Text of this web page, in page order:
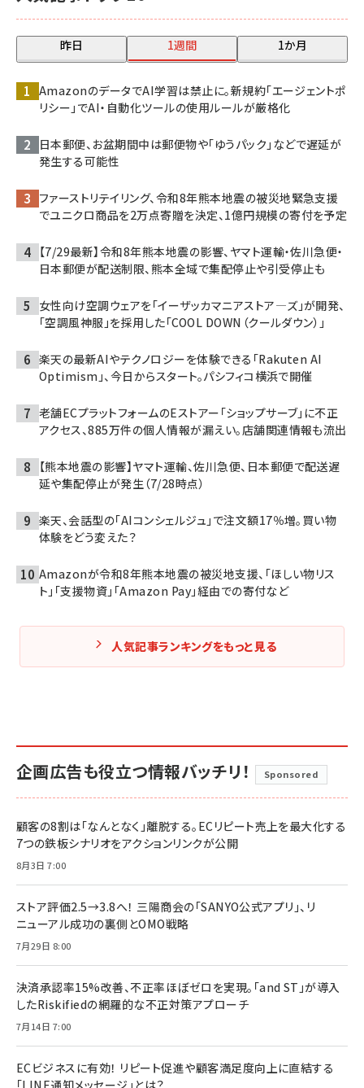
昨日 1週間 1か月
AmazonのデータでAI学習は禁止に。新規約「エージェントポ
リシー」でAI・自動化ツールの使用ルールが厳格化
日本郵便、お盆期間中は郵便物や「ゆうパック」などで遅延が
発生する可能性
ファーストリテイリング、令和8年熊本地震の被災地緊急支援
でユニクロ商品を2万点寄贈を決定、1億円規模の寄付を予定
【7/29最新】令和8年熊本地震の影響、ヤマト運輸・佐川急便・
日本郵便が配送制限、熊本全域で集配停止や引受停止も
女性向け空調ウェアを「イーザッカマニアストア―ズ」が開発、
「空調風神服」を採用した「COOL DOWN（クールダウン）」
楽天の最新AIやテクノロジーを体験できる「Rakuten AI
Optimism」、今日からスタート。パシフィコ横浜で開催
老舗ECプラットフォームのEストアー「ショップサーブ」に不正
アクセス、885万件の個人情報が漏えい。店舗関連情報も流出
【熊本地震の影響】ヤマト運輸、佐川急便、日本郵便で配送遅
延や集配停止が発生（7/28時点）
楽天、会話型の「AIコンシェルジュ」で注文額17％増。買い物
体験をどう変えた？
Amazonが令和8年熊本地震の被災地支援、「ほしい物リス
ト」「支援物資」「Amazon Pay」経由での寄付など
人気記事ランキングをもっと見る
企画広告も役立つ情報バッチリ！ Sponsored
顧客の8割は「なんとなく」離脱する。ECリピート売上を最大化する
7つの鉄板シナリオをアクションリンクが公開
8月3日 7:00
ストア評価2.5→3.8へ！ 三陽商会の「SANYO公式アプリ」、リ
ニューアル成功の裏側とOMO戦略
7月29日 8:00
決済承認率15%改善、不正率ほぼゼロを実現。「and ST」が導入
したRiskifiedの網羅的な不正対策アプローチ
7月14日 7:00
ECビジネスに有効！ リピート促進や顧客満足度向上に直結する
「LINE通知メッセージ」とは？